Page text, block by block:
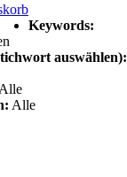
Keywords:
auswählen):
Alle
Alle